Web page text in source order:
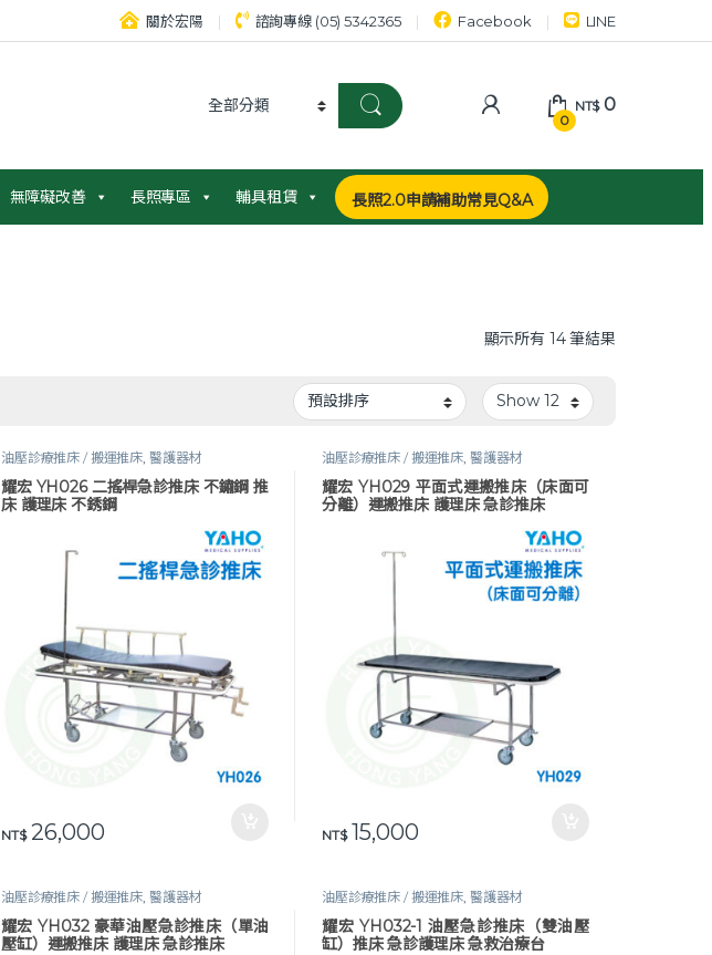
關於宏陽 諮詢專線 (05) 5342365 Facebook LINE
0
NT$0
無障礙改善 長照專區 輔具租賃 長照2.0申請補助常見Q&A
顯示所有 14 筆結果
油壓診療推床 / 搬運推床, 醫護器材
耀宏 YH026 二搖桿急診推床 不鏽鋼 推
床 護理床 不銹鋼
NT$26,000
油壓診療推床 / 搬運推床, 醫護器材
耀宏 YH029 平面式運搬推床（床面可
分離）運搬推床 護理床 急診推床
NT$15,000
油壓診療推床 / 搬運推床, 醫護器材
耀宏 YH032 豪華油壓急診推床（單油
壓缸）運搬推床 護理床 急診推床
油壓診療推床 / 搬運推床, 醫護器材
耀宏 YH032-1 油壓急診推床（雙油壓
缸）推床 急診護理床 急救治療台